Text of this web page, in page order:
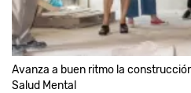
Avanza a buen ritmo la
Salud Mental